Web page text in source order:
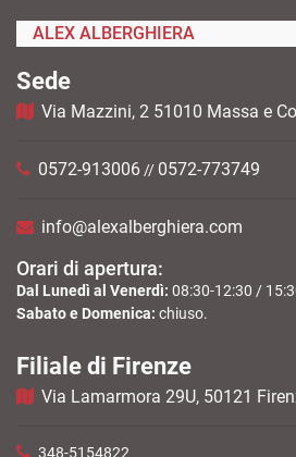
ALEX ALBERGHIERA
Sede
Via Mazzini, 2 51010 Massa e
0572-913006 // 0572-773749
info@alexalberghiera.com
Orari di apertura:
Dal Lunedì al Venerdì: 08:30-12:30 /
Sabato e Domenica: chiuso.
Filiale di Firenze
Via Lamarmora 29U, 50121
348-5154822